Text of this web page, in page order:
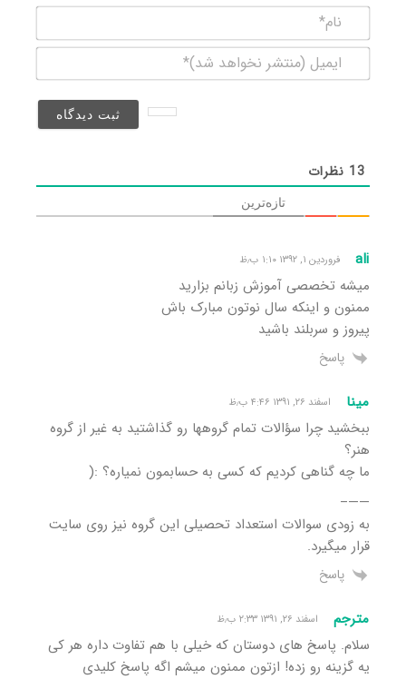
(منتشر
13 نظرات
تازه‌ترین
ali فروردین ۱, ۱۳۹۲ ۱:۱۰ ب٫ظ
میشه تخصصی آموزش زبانم بزارید
ممنون و اینکه سال نوتون مبارک باش
پیروز و سربلند باشید
پاسخ
مینا اسفند ۲۶, ۱۳۹۱ ۴:۴۶ ب٫ظ
ببخشید چرا سؤالات تمام گروهها رو گذاشتید به غیر از گروه
هنر؟
ما چه گناهی کردیم که کسی به حسابمون نمیاره؟ :(
——–
به زودی سوالات استعداد تحصیلی این گروه نیز روی سایت
قرار میگیرد.
پاسخ
مترجم اسفند ۲۶, ۱۳۹۱ ۲:۳۳ ب٫ظ
سلام. پاسخ های دوستان که خیلی با هم تفاوت داره هر کی
یه گزینه رو زده! ازتون ممنون میشم اگه پاسخ کلیدی